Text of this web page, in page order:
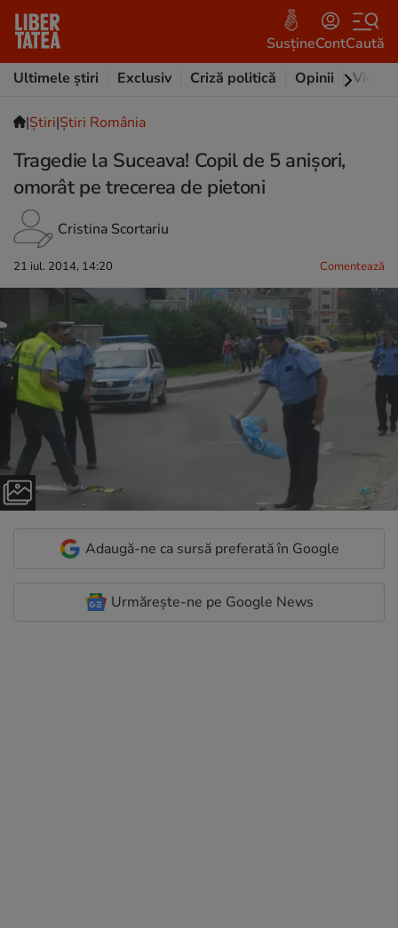
SusțineContCaută
Ultimele știri
Exclusiv Criză politică Opinii Video
|Ştiri|Știri România
Tragedie la Suceava! Copil de 5 anişori,
omorât pe trecerea de pietoni
Cristina Scortariu
21 iul. 2014, 14:20 Comentează
Adaugă-ne ca sursă preferată în Google
Urmărește-ne pe Google News